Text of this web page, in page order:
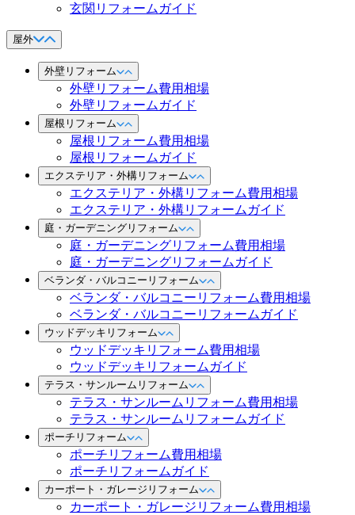
玄関リフォームガイド
屋外
外壁リフォーム
外壁リフォーム費用相場
外壁リフォームガイド
屋根リフォーム
屋根リフォーム費用相場
屋根リフォームガイド
エクステリア・外構リフォーム
エクステリア・外構リフォーム費用相場
エクステリア・外構リフォームガイド
庭・ガーデニングリフォーム
庭・ガーデニングリフォーム費用相場
庭・ガーデニングリフォームガイド
ベランダ・バルコニーリフォーム
ベランダ・バルコニーリフォーム費用相場
ベランダ・バルコニーリフォームガイド
ウッドデッキリフォーム
ウッドデッキリフォーム費用相場
ウッドデッキリフォームガイド
テラス・サンルームリフォーム
テラス・サンルームリフォーム費用相場
テラス・サンルームリフォームガイド
ポーチリフォーム
ポーチリフォーム費用相場
ポーチリフォームガイド
カーポート・ガレージリフォーム
カーポート・ガレージリフォーム費用相場